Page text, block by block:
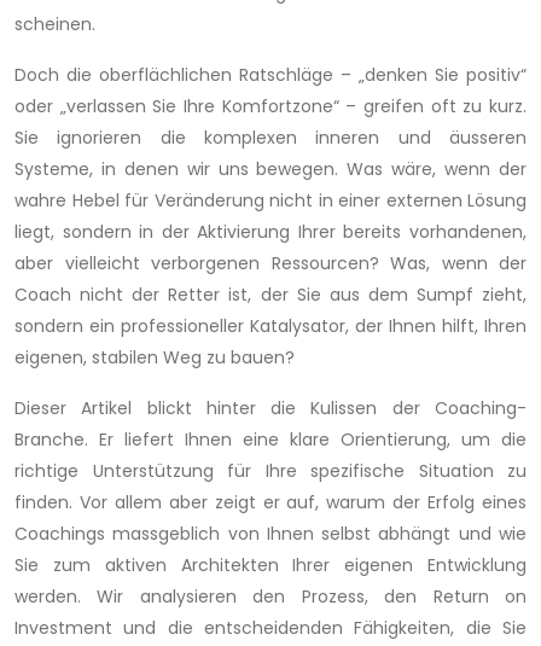
scheinen.
Doch die oberflächlichen Ratschläge – „denken Sie positiv“
oder „verlassen Sie Ihre Komfortzone“ – greifen oft zu kurz.
Sie ignorieren die komplexen inneren und äusseren
Systeme, in denen wir uns bewegen. Was wäre, wenn der
wahre Hebel für Veränderung nicht in einer externen Lösung
liegt, sondern in der Aktivierung Ihrer bereits vorhandenen,
aber vielleicht verborgenen Ressourcen? Was, wenn der
Coach nicht der Retter ist, der Sie aus dem Sumpf zieht,
sondern ein professioneller Katalysator, der Ihnen hilft, Ihren
eigenen, stabilen Weg zu bauen?
Dieser Artikel blickt hinter die Kulissen der Coaching-
Branche. Er liefert Ihnen eine klare Orientierung, um die
richtige Unterstützung für Ihre spezifische Situation zu
finden. Vor allem aber zeigt er auf, warum der Erfolg eines
Coachings massgeblich von Ihnen selbst abhängt und wie
Sie zum aktiven Architekten Ihrer eigenen Entwicklung
werden. Wir analysieren den Prozess, den Return on
Investment und die entscheidenden Fähigkeiten, die Sie